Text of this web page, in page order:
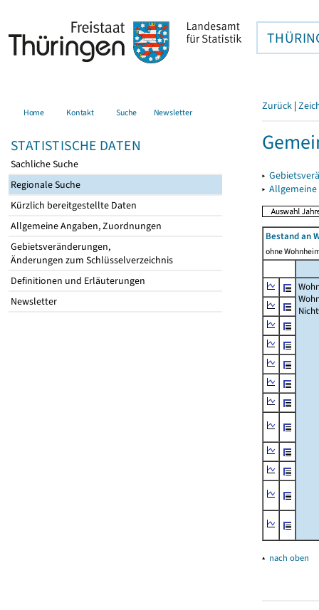
Home Kontakt Suche Newsletter
STATISTISCHE DATEN
Sachliche Suche
Regionale Suche
Kürzlich bereitgestellte Daten
Allgemeine Angaben, Zuordnungen
Gebietsveränderungen,
Änderungen zum Schlüsselverzeichnis
Definitionen und Erläuterungen
Newsletter
Zurück |
▸
▸
Bestand an
ohne
▴ nach oben